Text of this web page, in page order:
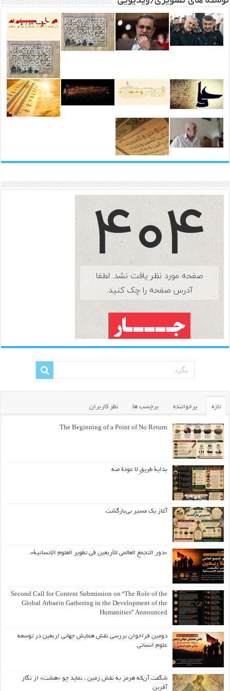
تازه پرخواننده برچسب ها نظر کاربران
The Beginning of a Point of No Return
بداية طريقٍ لا عودة منه
آغاز یک مسیر بی‌بازگشت
«دور التجمع العالمي للأربعين في تطوير العلوم الإنسانية».
Second Call for Content Submission on “The Role of the
Global Arbaein Gathering in the Development of the
Humanities” Announced
دومین فراخوان بررسی نقش همایش جهانی اربعین در توسعه
علوم انسانی
شگفت آن‌که هرمز به نقش زمین ، نماید چو «هشت» از نگار
آفرین